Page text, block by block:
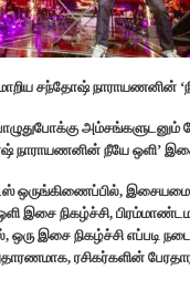
சந்தோஷ் நாராயணனின்
நாராயணனின் நீயே ஒளி’
ஒருங்கிணைப்பில்,
இசை நிகழ்ச்சி,
ஒரு இசை நிகழ்ச்சி எப்படி
ரசிகர்களின்